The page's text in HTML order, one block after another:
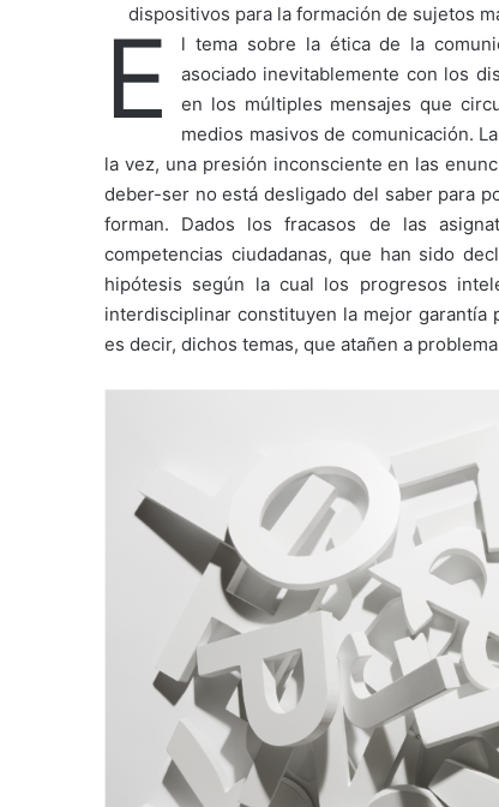
dispositivos para la formación de sujetos
E
l tema sobre la ética de la
asociado inevitablemente con los
en los múltiples mensajes que
medios masivos de comunicación.
la vez, una presión inconsciente en las
deber-ser no está desligado del saber para
forman. Dados los fracasos de las
competencias ciudadanas, que han sido
hipótesis según la cual los progresos
interdisciplinar constituyen la mejor garantía
es decir, dichos temas, que atañen a